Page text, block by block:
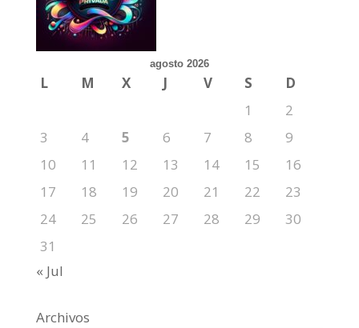
agosto 2026
L M X J V S
D
1
2
3
4 5 6 7 8
9
10
11 12 13 14 15
16
17
18 19 20 21 22
23
24
25 26 27 28 29
30
31
« Jul
Archivos